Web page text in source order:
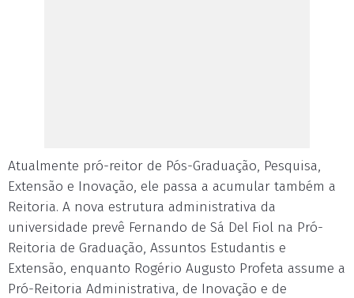
Atualmente pró-reitor de Pós-Graduação, Pesquisa,
Extensão e Inovação, ele passa a acumular também a
Reitoria. A nova estrutura administrativa da
universidade prevê Fernando de Sá Del Fiol na Pró-
Reitoria de Graduação, Assuntos Estudantis e
Extensão, enquanto Rogério Augusto Profeta assume a
Pró-Reitoria Administrativa, de Inovação e de